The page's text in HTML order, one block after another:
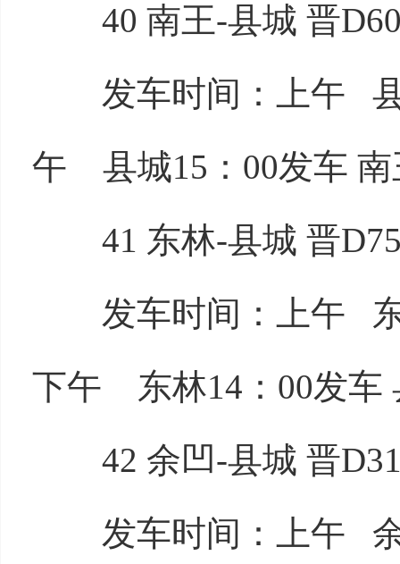
40 南王-县城 晋
发车时间：上午 县
午 县城15：00发车 南
41 东林-县城 晋
发车时间：上午 东
下午 东林14：00发车
42 余凹-县城 晋
发车时间：上午 余